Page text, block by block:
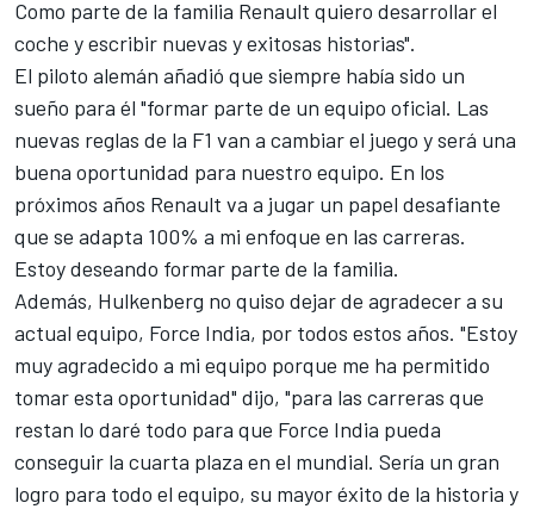
Como parte de la familia Renault quiero desarrollar el
coche y escribir nuevas y exitosas historias".
El piloto alemán añadió que siempre había sido un
sueño para él "formar parte de un equipo oficial. Las
nuevas reglas de la F1 van a cambiar el juego y será una
buena oportunidad para nuestro equipo. En los
próximos años Renault va a jugar un papel desafiante
que se adapta 100% a mi enfoque en las carreras.
Estoy deseando formar parte de la familia.
Además, Hulkenberg no quiso dejar de agradecer a su
actual equipo, Force India, por todos estos años. "Estoy
muy agradecido a mi equipo porque me ha permitido
tomar esta oportunidad" dijo, "para las carreras que
restan lo daré todo para que Force India pueda
conseguir la cuarta plaza en el mundial. Sería un gran
logro para todo el equipo, su mayor éxito de la historia y